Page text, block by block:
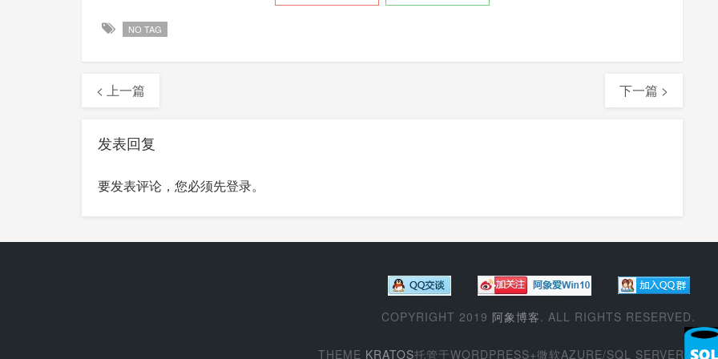
NO TAG
< 上一篇 下一篇 >
发表回复
要发表评论，您必须先登录。
COPYRIGHT 2019 阿象博客 . ALL RIGHTS RESERVED.
THEME KRATOS托管于WORDPRESS+微软AZURE/SQL SERVER